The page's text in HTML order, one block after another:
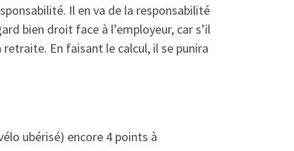
Il en va de la responsabilité
bien droit face à l’employeur, car s’il
En faisant le calcul, il se punira
ubérisé) encore 4 points à